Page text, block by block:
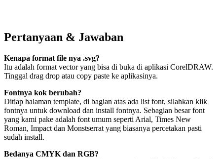
Pertanyaan & Jawaban
Kenapa format file nya .svg?
Itu adalah format vector yang bisa di buka di aplikasi CorelDRAW.
Tinggal drag drop atau copy paste ke aplikasinya.
Fontnya kok berubah?
Ditiap halaman template, di bagian atas ada list font, silahkan klik
fontnya untuk download dan install fontnya. Sebagian besar font
yang kami pake adalah font umum seperti Arial, Times New
Roman, Impact dan Monstserrat yang biasanya percetakan pasti
sudah install.
Bedanya CMYK dan RGB?